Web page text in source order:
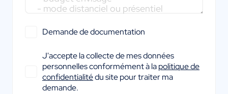
Demande de documentation
J'accepte la collecte de mes données
personnelles conformément à lapolitique de
confidentialitédu site pour traiter ma
demande.